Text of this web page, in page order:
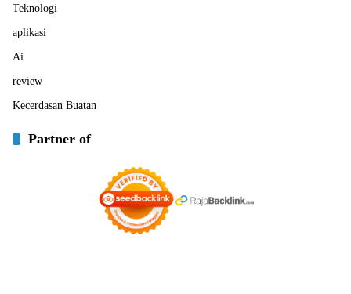
Teknologi
aplikasi
Ai
review
Kecerdasan Buatan
Partner of